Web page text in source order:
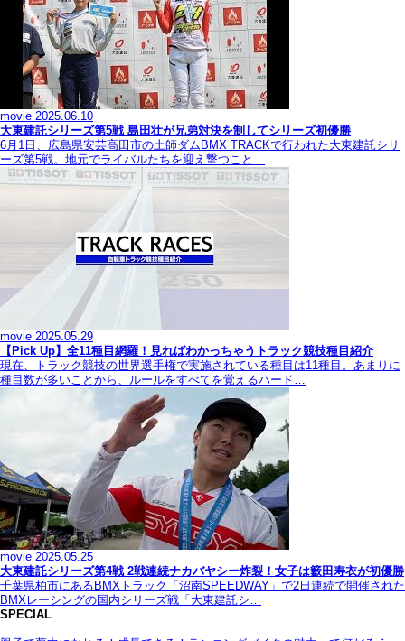
movie 2025.06.10
大東建託シリーズ第5戦 島田壮が兄弟対決を制してシリーズ初優勝
6月1日、広島県安芸高田市の土師ダムBMX TRACKで行われた大東建託シリ
ーズ第5戦。地元でライバルたちを迎え撃つこと…
movie 2025.05.29
【Pick Up】全11種目網羅！見ればわかっちゃうトラック競技種目紹介
現在、トラック競技の世界選手権で実施されている種目は11種目。あまりに
種目数が多いことから、ルールをすべてを覚えるハード…
movie 2025.05.25
大東建託シリーズ第4戦 2戦連続ナカバヤシー炸裂！女子は籔田寿衣が初優勝
千葉県柏市にあるBMXトラック「沼南SPEEDWAY」で2日連続で開催された
BMXレーシングの国内シリーズ戦「大東建託シ…
SPECIAL